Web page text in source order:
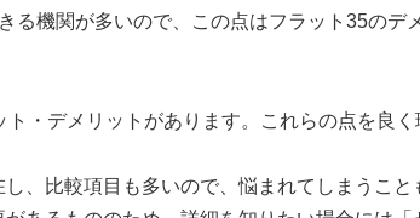
る機関が多いので、この点はフラット35のデ
・デメリットがあります。これらの点を良
、比較項目も多いので、悩まれてしまうこと